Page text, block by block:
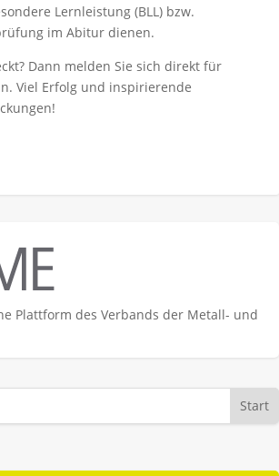
Lernleistung (BLL) bzw.
im Abitur dienen.
Dann melden Sie sich direkt für
Viel Erfolg und inspirierende
Plattform des Verbands der Metall- und
Start